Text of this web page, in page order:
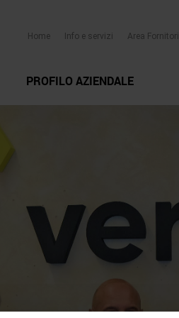
Home Info e servizi Area Fornitori
PROFILO AZIENDALE